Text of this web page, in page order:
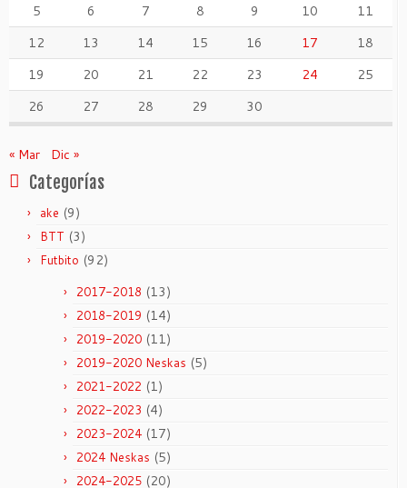
5
6 7 8 9 10
11
12
13 14 15 16 17
18
19
20 21 22 23 24
25
26
27 28 29 30
« Mar Dic »
Categorías
ake (9)
BTT (3)
Futbito (92)
2017-2018 (13)
2018-2019 (14)
2019-2020 (11)
2019-2020 Neskas (5)
2021-2022 (1)
2022-2023 (4)
2023-2024 (17)
2024 Neskas (5)
2024-2025 (20)